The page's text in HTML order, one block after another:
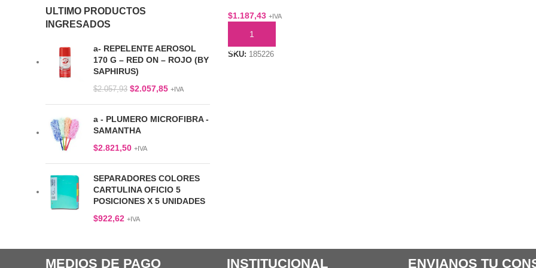
ULTIMO PRODUCTOS
INGRESADOS
a- REPELENTE AEROSOL
170 G – RED ON – ROJO (BY
SAPHIRUS)
$2.057,93 $2.057,85 +IVA
a - PLUMERO MICROFIBRA -
SAMANTHA
$2.821,50 +IVA
SEPARADORES COLORES
CARTULINA OFICIO 5
POSICIONES X 5 UNIDADES
$922,62 +IVA
$1.187,43 +IVA
AÑADIR AL CARRITO
SKU: 185226
MEDIOS DE PAGO INSTITUCIONAL ENVIANOS TU